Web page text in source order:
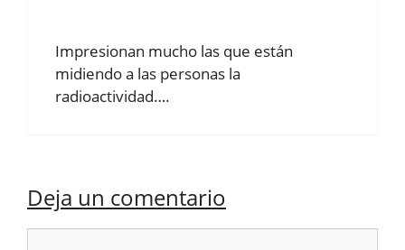
Impresionan mucho las que están
midiendo a las personas la
radioactividad….
Deja un comentario